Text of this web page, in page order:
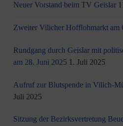
Neuer Vorstand beim TV Geislar
Zweiter Vilicher Hofflohmarkt am
Rundgang durch Geislar mit
am 28. Juni 2025 1. Juli 2025
Aufruf zur Blutspende in Vilich-
Juli 2025
Sitzung der Bezirksvertretung